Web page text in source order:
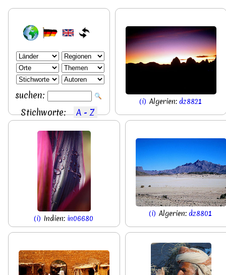
suchen:
Stichworte: A - Z
(i) Algerien: dz8821
(i) Indien: in06680
(i) Algerien: dz8801